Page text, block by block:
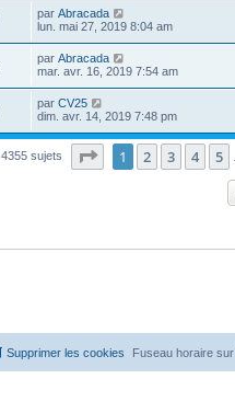
par Abracada
lun. mai 27, 2019 8:04 am
par Abracada
mar. avr. 16, 2019 7:54 am
par CV25
dim. avr. 14, 2019 7:48 pm
4355 sujets Page sur109
1 2 3 4 5
Fuseau horaire sur
Supprimer les cookies